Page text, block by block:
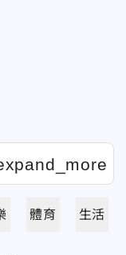
體育 生活